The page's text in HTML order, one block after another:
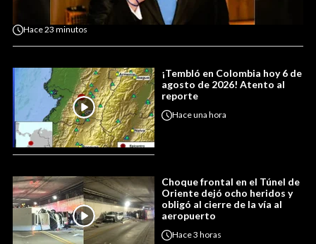
Hace23 minutos
¡Tembló en Colombia hoy 6 de
agosto de 2026! Atento al
reporte
Haceuna hora
Choque frontal en el Túnel de
Oriente dejó ocho heridos y
obligó al cierre de la vía al
aeropuerto
Hace3 horas